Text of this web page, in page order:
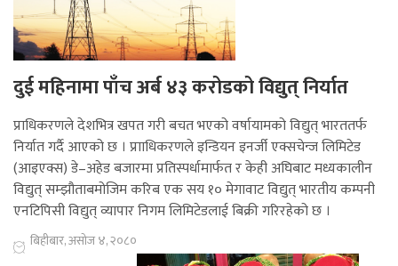
दुई महिनामा पाँच अर्ब ४३ करोडको विद्युत् निर्यात
प्राधिकरणले देशभित्र खपत गरी बचत भएको वर्षायामको विद्युत् भारततर्फ
निर्यात गर्दै आएको छ । प्रााधिकरणले इन्डियन इनर्जी एक्सचेन्ज लिमिटेड
(आइएक्स) डे–अहेड बजारमा प्रतिस्पर्धामार्फत र केही अघिबाट मध्यकालीन
विद्युत् सम्झौताबमोजिम करिब एक सय १० मेगावाट विद्युत् भारतीय कम्पनी
एनटिपिसी विद्युत् व्यापार निगम लिमिटेडलाई बिक्री गरिरहेको छ ।
बिहीबार, असोज ४, २०८०